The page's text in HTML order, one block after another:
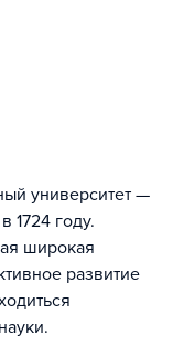
университет —
1724 году.
широкая
развитие